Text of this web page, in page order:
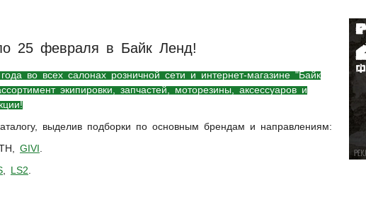
25 февраля в Байк Ленд!
во всех салонах розничной сети и интернет-магазине "Байк
экипировки, запчастей, моторезины, аксессуаров и
выделив подборки по основным брендам и направлениям:
GIVI
LS2